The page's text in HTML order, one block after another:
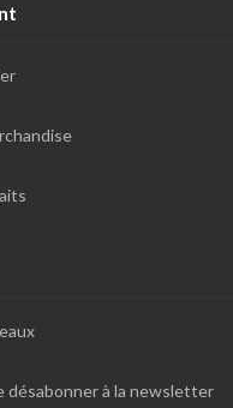
désabonner à la newsletter